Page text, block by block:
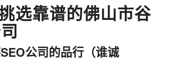
选靠谱的佛山市谷
公司的品行（谁诚